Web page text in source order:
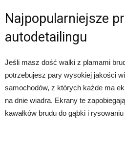
Najpopularniejsze
autodetailingu
Jeśli masz dość walki z plamami
potrzebujesz pary wysokiej jakości
samochodów, z których każde ma
na dnie wiadra. Ekrany te
kawałków brudu do gąbki i